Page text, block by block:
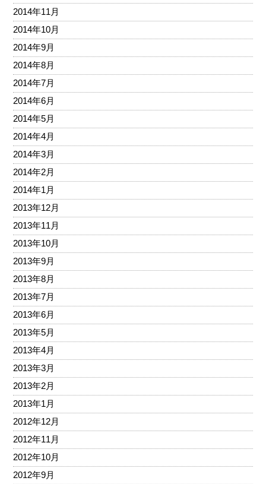
2014年11月
2014年10月
2014年9月
2014年8月
2014年7月
2014年6月
2014年5月
2014年4月
2014年3月
2014年2月
2014年1月
2013年12月
2013年11月
2013年10月
2013年9月
2013年8月
2013年7月
2013年6月
2013年5月
2013年4月
2013年3月
2013年2月
2013年1月
2012年12月
2012年11月
2012年10月
2012年9月